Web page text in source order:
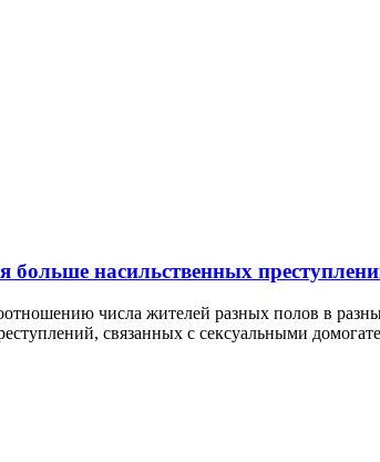
насильственных
числа жителей разных полов в
связанных с сексуальными